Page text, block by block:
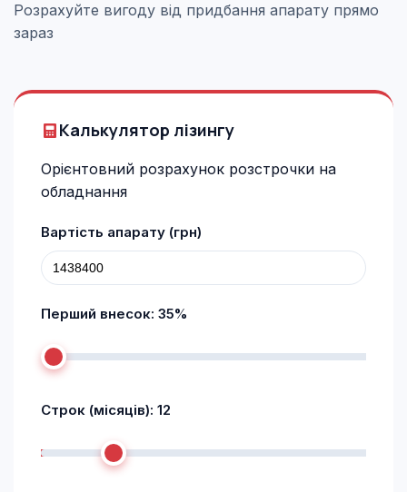
Розрахуйте вигоду від придбання апарату прямо
зараз
Калькулятор лізингу
Орієнтовний розрахунок розстрочки на
обладнання
Вартість апарату (грн)
Перший внесок: 35%
Строк (місяців): 12